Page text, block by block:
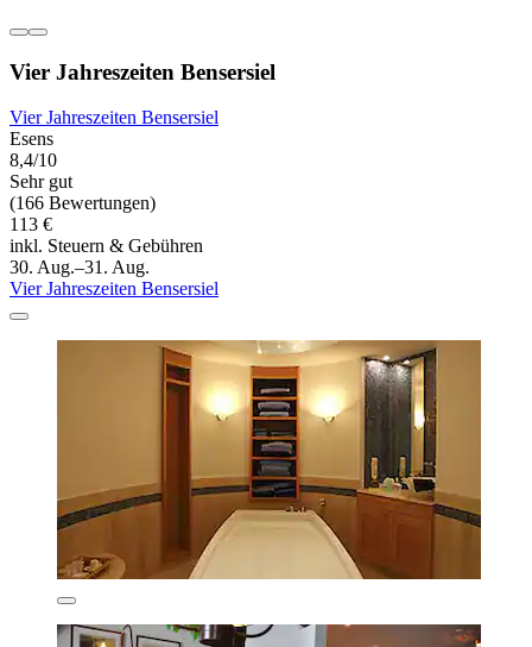
Vier Jahreszeiten Bensersiel
Vier Jahreszeiten Bensersiel
Esens
8,4/10
Sehr gut
(166 Bewertungen)
113 €
inkl. Steuern & Gebühren
30. Aug.–31. Aug.
Vier Jahreszeiten Bensersiel